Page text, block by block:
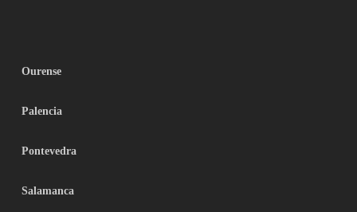
Ourense
Palencia
Pontevedra
Salamanca